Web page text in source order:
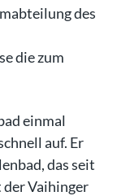
des
die zum
einmal
auf. Er
das seit
Vaihinger